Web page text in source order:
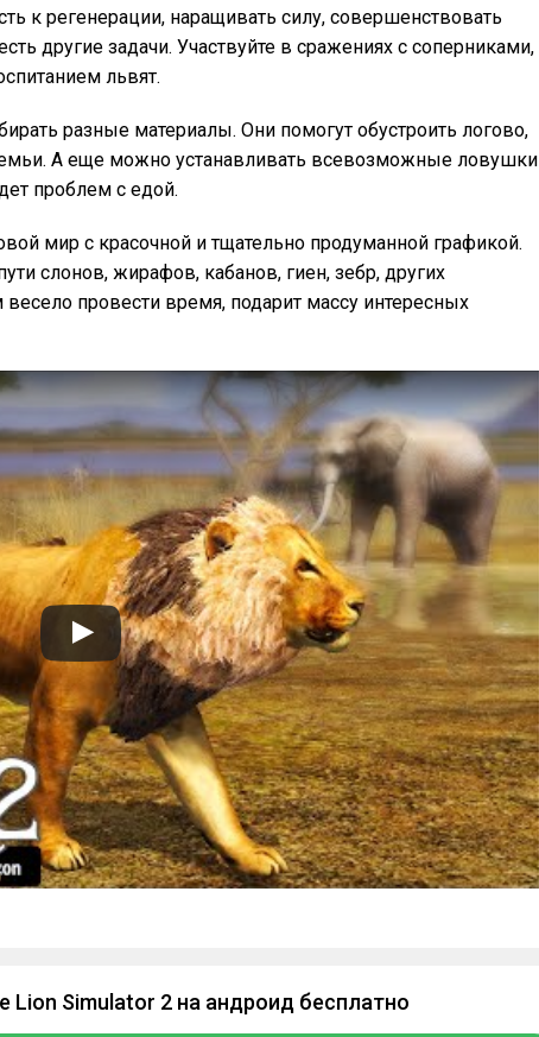
к регенерации, наращивать силу, совершенствовать
другие задачи. Участвуйте в сражениях с соперниками,
львят.
разные материалы. Они помогут обустроить логово,
А еще можно устанавливать всевозможные ловушки
проблем с едой.
мир с красочной и тщательно продуманной графикой.
слонов, жирафов, кабанов, гиен, зебр, других
провести время, подарит массу интересных
Lion Simulator 2 на андроид бесплатно